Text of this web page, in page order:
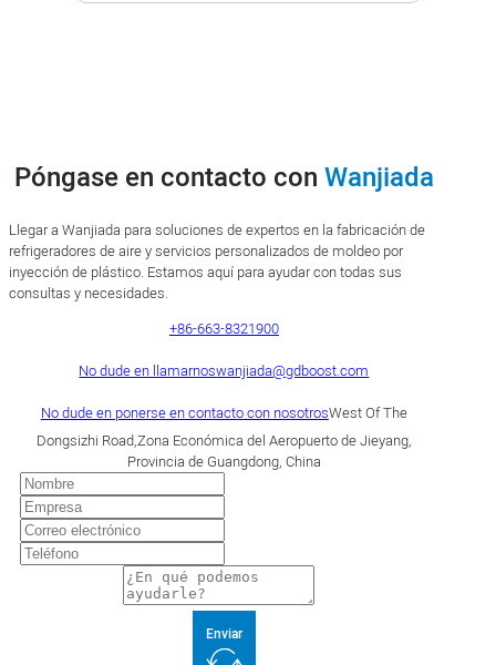
Póngase en contacto con Wanjiada
Llegar a Wanjiada para soluciones de expertos en la fabricación de
refrigeradores de aire y servicios personalizados de moldeo por
inyección de plástico. Estamos aquí para ayudar con todas sus
consultas y necesidades.
+86-663-8321900
No dude en llamarnoswanjiada@gdboost.com
No dude en ponerse en contacto con nosotrosWest Of The
Dongsizhi Road,Zona Económica del Aeropuerto de Jieyang,
Provincia de Guangdong, China
Enviar